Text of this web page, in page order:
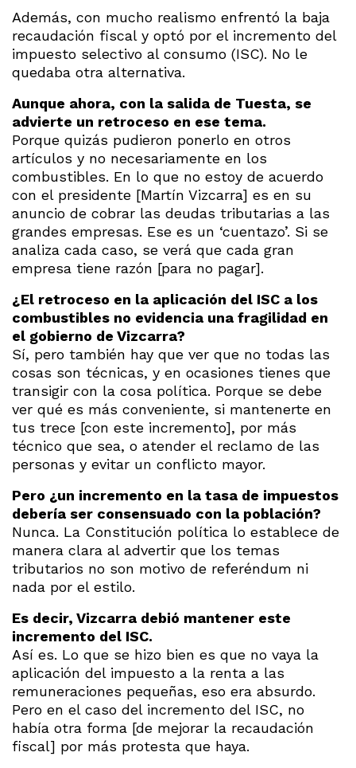
Además, con mucho realismo enfrentó la baja
recaudación fiscal y optó por el incremento del
impuesto selectivo al consumo (ISC). No le
quedaba otra alternativa.
Aunque ahora, con la salida de Tuesta, se
advierte un retroceso en ese tema.
Porque quizás pudieron ponerlo en otros
artículos y no necesariamente en los
combustibles. En lo que no estoy de acuerdo
con el presidente [Martín Vizcarra] es en su
anuncio de cobrar las deudas tributarias a las
grandes empresas. Ese es un ‘cuentazo’. Si se
analiza cada caso, se verá que cada gran
empresa tiene razón [para no pagar].
¿El retroceso en la aplicación del ISC a los
combustibles no evidencia una fragilidad en
el gobierno de Vizcarra?
Sí, pero también hay que ver que no todas las
cosas son técnicas, y en ocasiones tienes que
transigir con la cosa política. Porque se debe
ver qué es más conveniente, si mantenerte en
tus trece [con este incremento], por más
técnico que sea, o atender el reclamo de las
personas y evitar un conflicto mayor.
Pero ¿un incremento en la tasa de impuestos
debería ser consensuado con la población?
Nunca. La Constitución política lo establece de
manera clara al advertir que los temas
tributarios no son motivo de referéndum ni
nada por el estilo.
Es decir, Vizcarra debió mantener este
incremento del ISC.
Así es. Lo que se hizo bien es que no vaya la
aplicación del impuesto a la renta a las
remuneraciones pequeñas, eso era absurdo.
Pero en el caso del incremento del ISC, no
había otra forma [de mejorar la recaudación
fiscal] por más protesta que haya.